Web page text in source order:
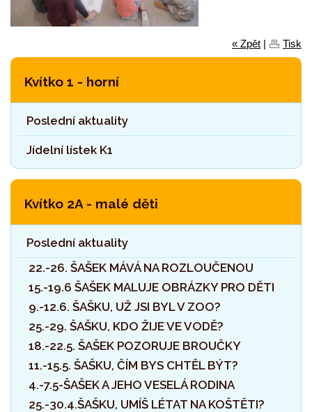
« Zpět | Tisk
Kvítko 1 - horní
Poslední aktuality
Jídelní lístek K1
Kvítko 2A - malé děti
Poslední aktuality
22.-26. ŠAŠEK MÁVÁ NA ROZLOUČENOU
15.-19.6 ŠAŠEK MALUJE OBRÁZKY PRO DĚTI
9.-12.6. ŠAŠKU, UŽ JSI BYL V ZOO?
25.-29. ŠAŠKU, KDO ŽIJE VE VODĚ?
18.-22.5. ŠAŠEK POZORUJE BROUČKY
11.-15.5. ŠAŠKU, ČÍM BYS CHTĚL BÝT?
4.-7.5-ŠAŠEK A JEHO VESELÁ RODINA
25.-30.4.ŠAŠKU, UMÍŠ LÉTAT NA KOŠTĚTI?